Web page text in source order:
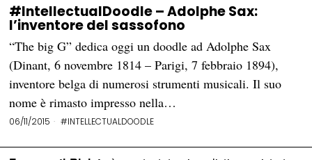
#IntellectualDoodle – Adolphe Sax:
l’inventore del sassofono
“The big G” dedica oggi un doodle ad Adolphe Sax
(Dinant, 6 novembre 1814 – Parigi, 7 febbraio 1894),
inventore belga di numerosi strumenti musicali. Il suo
nome è rimasto impresso nella…
06/11/2015 #INTELLECTUALDOODLE